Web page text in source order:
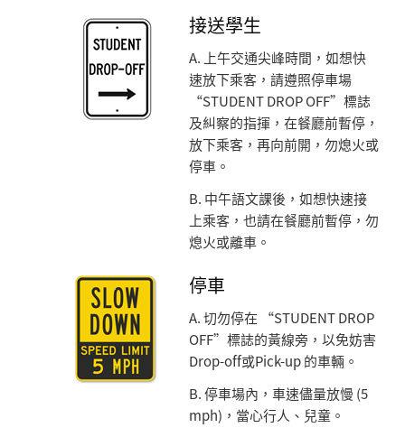
接送學生
A. 上午交通尖峰時間，如想快
速放下乘客，請遵照停車場
“STUDENT DROP OFF”標誌
及糾察的指揮，在餐廳前暫停，
放下乘客，再向前開，勿熄火或
停車。
B. 中午語文課後，如想快速接
上乘客，也請在餐廳前暫停，勿
熄火或離車。
停車
A. 切勿停在 “STUDENT DROP
OFF”標誌的黃線旁，以免妨害
Drop-off或Pick-up 的車輛。
B. 停車場內，車速儘量放慢 (5
mph)，當心行人、兒童。